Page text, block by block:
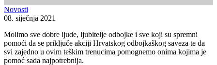
Novosti
08. siječnja 2021
Molimo sve dobre ljude, ljubitelje odbojke i sve koji su spremni
pomoći da se priključe akciji Hrvatskog odbojkaškog saveza te da
svi zajedno u ovim teškim trenucima pomognemo onima kojima je
pomoć sada najpotrebnija.